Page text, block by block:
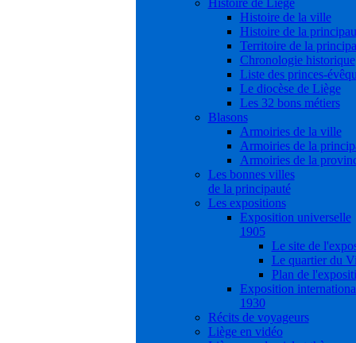
Histoire de Liège
Histoire de la ville
Histoire de la
Territoire de la
Chronologie historique
Liste des princes-
Le diocèse de Liège
Les 32 bons métiers
Blasons
Armoiries de la ville
Armoiries de la
Armoiries de la
Les bonnes villes
de la principauté
Les expositions
Exposition universelle
1905
Le site de
Le quartier du
Plan de
Exposition
1930
Récits de voyageurs
Liège en vidéo